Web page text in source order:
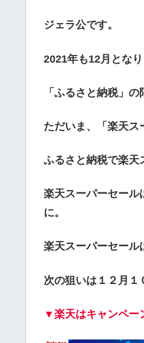
ジェラ公です。
2021年も12月となり
「ふるさと納税」
ただいま、「楽天ス
ふるさと納税で楽天
楽天スーパーセール
に。
楽天スーパーセール
次の狙いは１２月１
▼楽天はキャンペー